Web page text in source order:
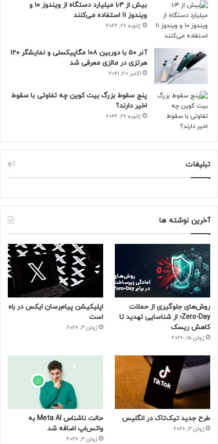
بیش از ۱٫۴ میلیارد دستگاه از ویندوز ۱۰ و
ویندوز ۱۱ استفاده می‌کنند
ژانویه 26, 2022
آنر ۵۰ با دوربین ۱۰۸ مگاپیکسلی و نمایشگر ۱۲۰
هرتزی در مالزی معرفی شد
اکتبر 20, 2021
پنج سقوط بزرگ بیت کوین چه تفاوتی با سقوط
اخیر دارند؟
ژانویه 26, 2022
تبلیغات
آخرین نوشته ها
روش‌های جلوگیری از حملات
Zero-Day؛ از شناسایی تهدید تا
کاهش ریسک
ژوئن 15, 2026
اپلیکیشن پیام‌رسان ایکس در راه
است
ژوئن 3, 2026
طرح جدید تیک‌تاک در انگلیس
ژوئن 3, 2026
حالت ناشناس Meta AI به
واتس‌اپ اضافه شد
ژوئن 3, 2026